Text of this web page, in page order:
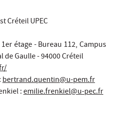
Créteil UPEC
étage - Bureau 112, Campus
de Gaulle - 94000 Créteil
bertrand.quentin@u-pem.fr
:emilie.frenkiel@u-pec.fr